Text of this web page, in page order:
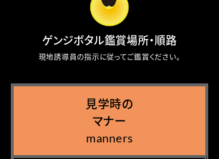
ゲンジボタル鑑賞場所・順路
現地誘導員の指示に従ってご鑑賞ください。
見学時の
マナー
manners